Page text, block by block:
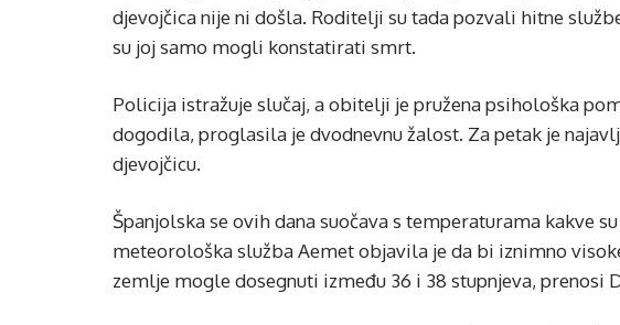
djevojčica nije ni došla. Roditelji su tada pozvali hitne
su joj samo mogli konstatirati smrt.
Policija istražuje slučaj, a obitelji je pružena psihološka
dogodila, proglasila je dvodnevnu žalost. Za petak je
djevojčicu.
Španjolska se ovih dana suočava s temperaturama kakve
meteorološka služba Aemet objavila je da bi iznimno
zemlje mogle dosegnuti između 36 i 38 stupnjeva, prenosi